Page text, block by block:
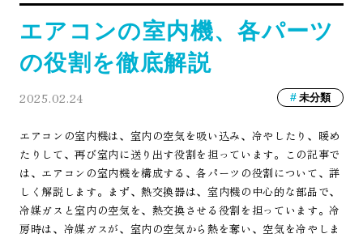
エアコンの室内機、各パーツ
の役割を徹底解説
2025.02.24 未分類
エアコンの室内機は、室内の空気を吸い込み、冷やしたり、暖め
たりして、再び室内に送り出す役割を担っています。この記事で
は、エアコンの室内機を構成する、各パーツの役割について、詳
しく解説します。まず、熱交換器は、室内機の中心的な部品で、
冷媒ガスと室内の空気を、熱交換させる役割を担っています。冷
房時は、冷媒ガスが、室内の空気から熱を奪い、空気を冷やしま